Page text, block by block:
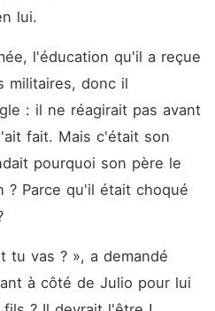
lui.
l'éducation qu'il a reçue
militaires, donc il
: il ne réagirait pas avant
fait. Mais c'était son
pourquoi son père le
? Parce qu'il était choqué
tu vas ? », a demandé
à côté de Julio pour lui